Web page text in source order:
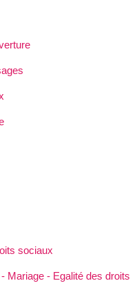
sociaux
Mariage - Egalité des droits